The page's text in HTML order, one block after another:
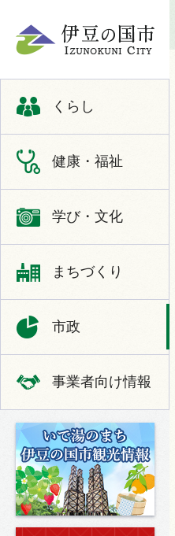
くらし
健康・福祉
学び・文化
まちづくり
市政
事業者向け情報